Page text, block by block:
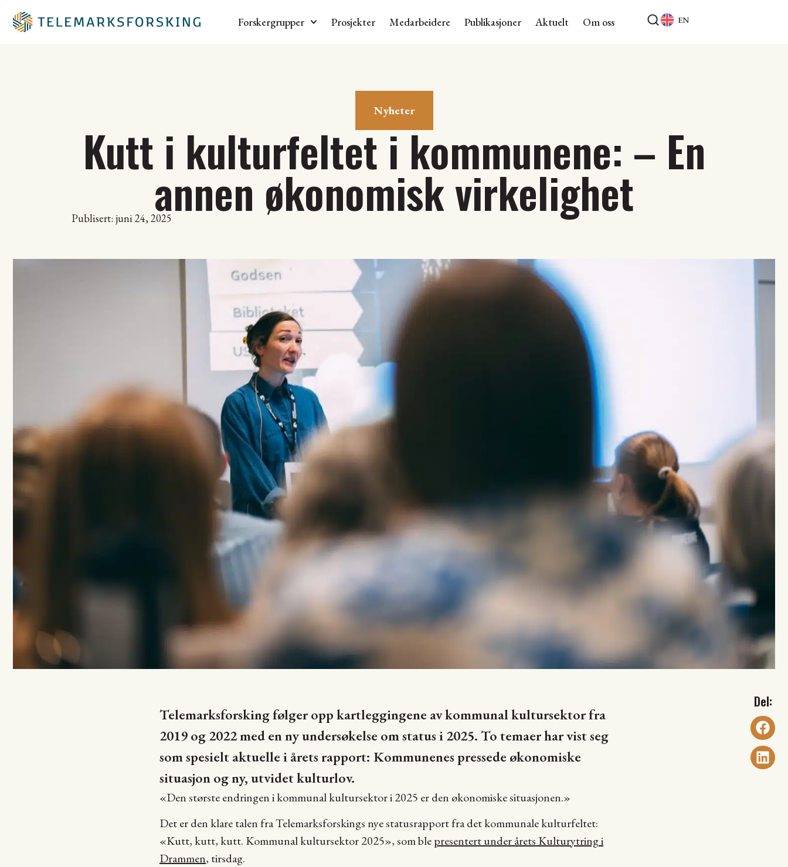
Forskergrupper Prosjekter Medarbeidere Publikasjoner Aktuelt Om oss EN
Nyheter
Kutt i kulturfeltet i kommunene: – En
annen økonomisk virkelighet
Publisert: juni 24, 2025
Telemarksforsking følger opp kartleggingene av kommunal kultursektor fra
2019 og 2022 med en ny undersøkelse om status i 2025. To temaer har vist seg
som spesielt aktuelle i årets rapport: Kommunenes pressede økonomiske
situasjon og ny, utvidet kulturlov.
«Den største endringen i kommunal kultursektor i 2025 er den økonomiske situasjonen.»
Det er den klare talen fra Telemarksforskings nye statusrapport fra det kommunale kulturfeltet:
«Kutt, kutt, kutt. Kommunal kultursektor 2025», som blepresentert under årets Kulturytring i
Drammen, tirsdag.